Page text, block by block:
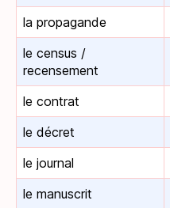
la propagande
le census /
recensement
le contrat
le décret
le journal
le manuscrit